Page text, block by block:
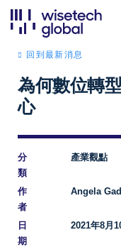
回到最新消息
為何數位轉
心
分
類
產業觀點
作
者
Angela
日
期
2021年8月